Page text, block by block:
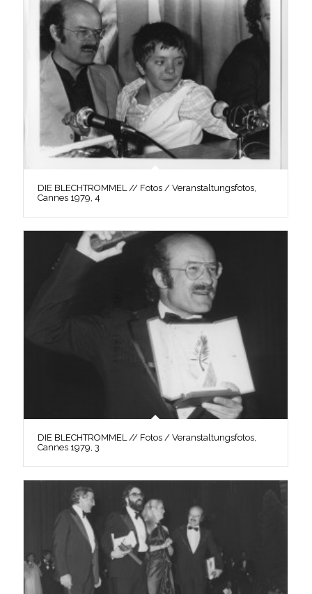
DIE BLECHTROMMEL // Fotos / Veranstaltungsfotos,
Cannes 1979, 4
DIE BLECHTROMMEL // Fotos / Veranstaltungsfotos,
Cannes 1979, 3